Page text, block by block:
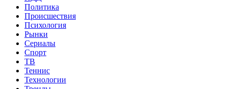
Политика
Происшествия
Психология
Рынки
Сериалы
Спорт
ТВ
Теннис
Технологии